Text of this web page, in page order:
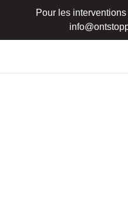
Pour les